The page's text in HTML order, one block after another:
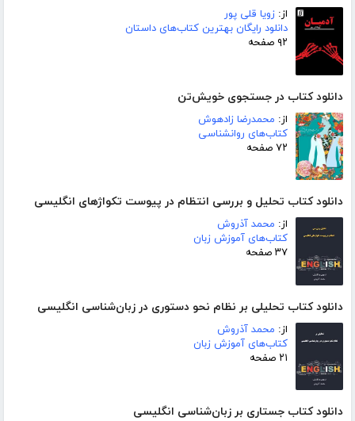
از: زویا قلی پور
دانلود رایگان بهترین کتاب‌های داستان
۹۲ صفحه
دانلود کتاب در جستجوی خویش‌تن
از: محمدرضا زادهوش
کتاب‌های روانشناسی
۷۲ صفحه
دانلود کتاب تحلیل و بررسی انتظام در پیوست تکواژهای انگلیسی
از: محمد آذروش
کتاب‌های آموزش زبان
۳۷ صفحه
دانلود کتاب تحلیلی بر نظام نحو دستوری در زبان‌شناسی انگلیسی
از: محمد آذروش
کتاب‌های آموزش زبان
۲۱ صفحه
دانلود کتاب جستاری بر زبان‌شناسی انگلیسی